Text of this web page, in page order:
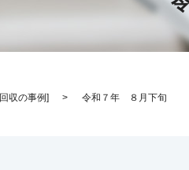
収の事例] 令和７年 ８月下旬